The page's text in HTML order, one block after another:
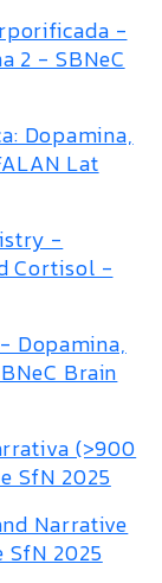
-
2 - SBNeC
Dopamina,
Lat
-
Cortisol -
Dopamina,
Brain
(>900
SfN 2025
Narrative
SfN 2025